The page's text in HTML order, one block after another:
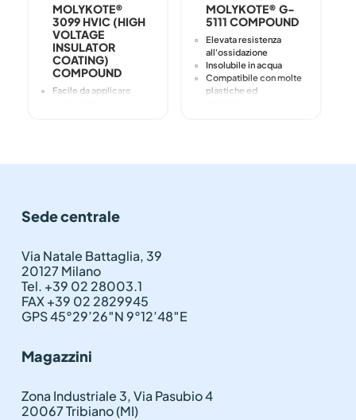
MOLYKOTE®
3099 HVIC (HIGH
VOLTAGE
INSULATOR
COATING)
COMPOUND
Facile da applicare
d'acqua o ai lavaggi
grazie alla riduzione
tracciamento
Vita operativa
prolungata anche in
caso di esposizione
prolungata
MOLYKOTE® G-
5111 COMPOUND
Elevata resistenza
all'ossidazione
Insolubile in acqua
Compatibile con molte
plastiche ed
specifiche
Sede centrale
Via Natale Battaglia, 39
20127 Milano
Tel. +39 02 28003.1
FAX +39 02 2829945
GPS 45°29’26″N 9°12’48″E
Magazzini
Zona Industriale 3, Via Pasubio 4
20067 Tribiano (MI)